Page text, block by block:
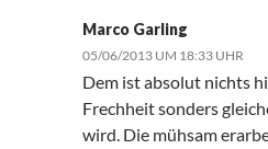
Marco Garling
05/06/2013 UM 18:33 UHR
Dem ist absolut nichts
Frechheit sonders
wird. Die mühsam